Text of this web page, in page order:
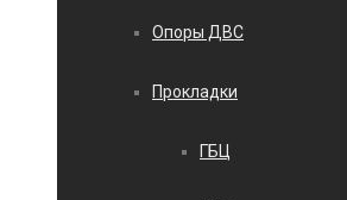
Опоры ДВС
Прокладки
ГБЦ